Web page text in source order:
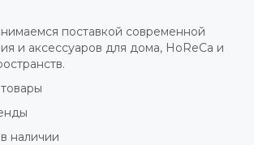
поставкой современной
и аксессуаров для дома, HoReCa и
наличии